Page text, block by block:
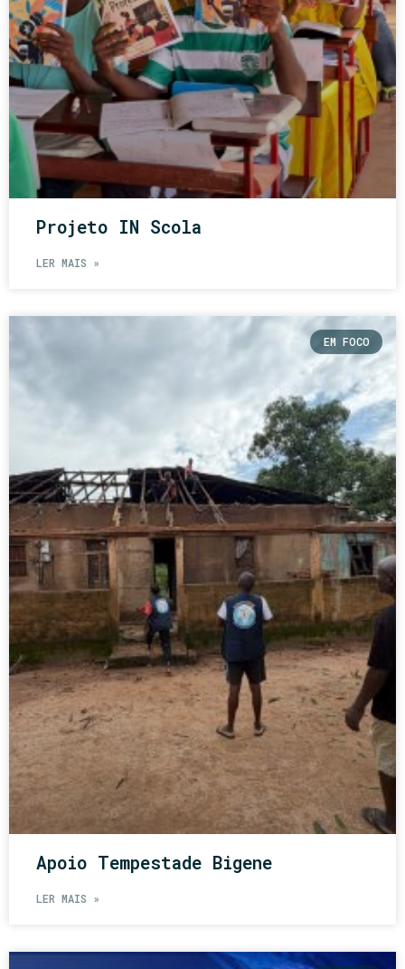
Projeto IN Scola
LER MAIS »
EM FOCO
Apoio Tempestade Bigene
LER MAIS »